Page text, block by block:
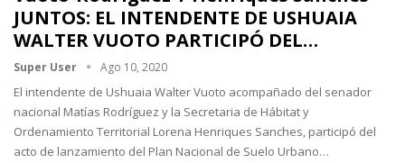
JUNTOS: EL INTENDENTE DE USHUAIA
WALTER VUOTO PARTICIPÓ DEL…
Super User Ago 10, 2020
El intendente de Ushuaia Walter Vuoto acompañado del senador
nacional Matías Rodríguez y la Secretaria de Hábitat y
Ordenamiento Territorial Lorena Henriques Sanches, participó del
acto de lanzamiento del Plan Nacional de Suelo Urbano…